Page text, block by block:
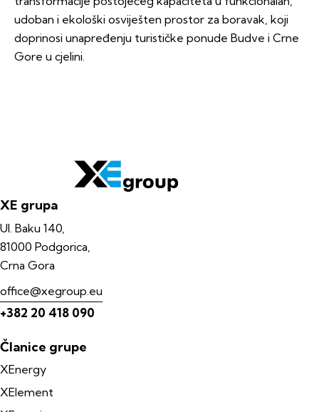
udoban i ekološki osviješten prostor za boravak, koji
doprinosi unapređenju turističke ponude Budve i Crne
Gore u cjelini.
XE grupa
Ul. Baku 140,
81000 Podgorica,
Crna Gora
office@xegroup.eu
+382 20 418 090
Članice grupe
XEnergy
XElement